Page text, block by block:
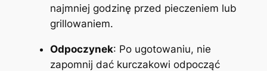
najmniej godzinę przed pieczeniem lub
grillowaniem.
Odpoczynek: Po ugotowaniu, nie
zapomnij dać kurczakowi odpocząć